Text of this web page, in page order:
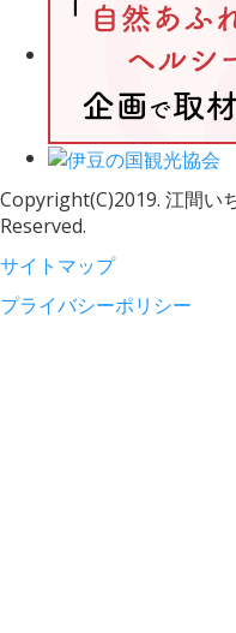
Copyright(C)2019. 江間い
Reserved.
サイトマップ
プライバシーポリシー